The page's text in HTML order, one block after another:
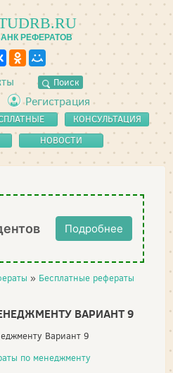
РЕФЕРАТОВ
Поиск
Регистрация
КОНСУЛЬТАЦИЯ
НОВОСТИ
Подробнее
» Бесплатные рефераты
ВАРИАНТ 9
Вариант 9
по менеджменту